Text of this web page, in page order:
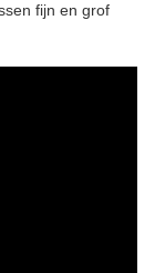
fijn en grof